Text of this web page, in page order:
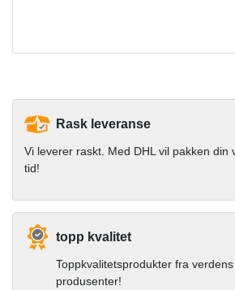
Rask leveranse
Vi leverer raskt. Med DHL vil pakken
tid!
topp kvalitet
Toppkvalitetsprodukter fra
produsenter!